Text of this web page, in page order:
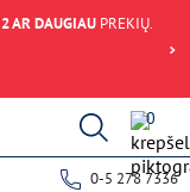
2 AR DAUGIAUPREKIŲ.
0
0-5 278 7336